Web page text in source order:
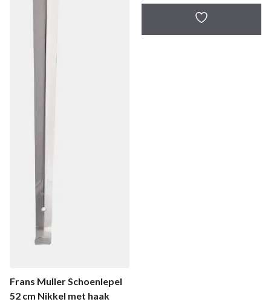
Frans Muller Schoenlepel
52 cm Nikkel met haak